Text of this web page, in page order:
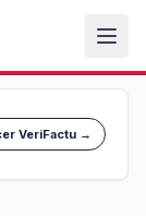
VeriFactu →